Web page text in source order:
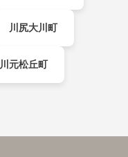
川尻大川町
川元松丘町